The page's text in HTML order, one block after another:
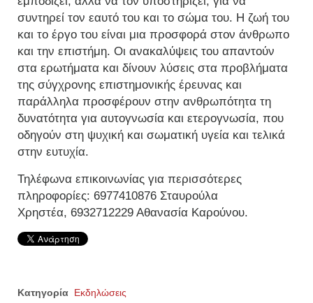
συντηρεί τον εαυτό του και το σώμα του. Η ζωή του
και το έργο του είναι μια προσφορά στον άνθρωπο
και την επιστήμη. Οι ανακαλύψεις του απαντούν
στα ερωτήματα και δίνουν λύσεις στα προβλήματα
της σύγχρονης επιστημονικής έρευνας και
παράλληλα προσφέρουν στην ανθρωπότητα τη
δυνατότητα για αυτογνωσία και ετερογνωσία, που
οδηγούν στη ψυχική και σωματική υγεία και τελικά
στην ευτυχία.
Τηλέφωνα επικοινωνίας για περισσότερες
πληροφορίες: 6977410876 Σταυρούλα
Χρηστέα, 6932712229 Αθανασία Καρούνου.
Κατηγορία Εκδηλώσεις